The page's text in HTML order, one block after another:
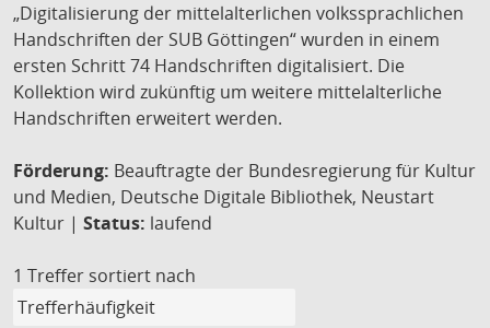
„Digitalisierung der mittelalterlichen volkssprachlichen
Handschriften der SUB Göttingen“ wurden in einem
ersten Schritt 74 Handschriften digitalisiert. Die
Kollektion wird zukünftig um weitere mittelalterliche
Handschriften erweitert werden.
Förderung: Beauftragte der Bundesregierung für Kultur
und Medien, Deutsche Digitale Bibliothek, Neustart
Kultur | Status: laufend
1 Treffer sortiert nach